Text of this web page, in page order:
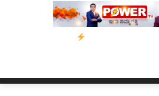
ಬೆಂಗಳೂರಿನಿಂದ ಅಸ್ಸಾಂ ಪ್ರವಾಹ